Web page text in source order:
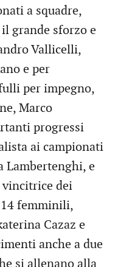
a squadre,
grande sforzo e
Vallicelli,
e per
per impegno,
Marco
progressi
ai campionati
Lambertenghi, e
vincitrice dei
femminili,
Cazaz e
anche a due